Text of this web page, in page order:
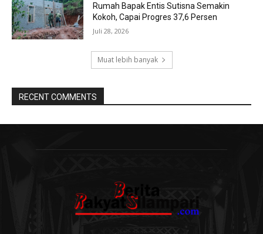
Rumah Bapak Entis Sutisna Semakin
Kokoh, Capai Progres 37,6 Persen
Juli 28, 2026
Muat lebih banyak
RECENT COMMENTS